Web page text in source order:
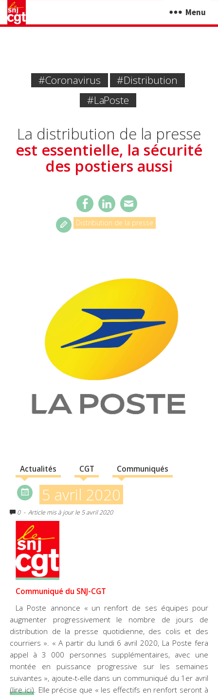
Menu
#coronavirus
#Distribution
#La Poste
La distribution de la presse
est essentielle, la sécurité
des postiers aussi
Distribution de la presse
Actualités CGT Communiqués
5 avril 2020
0 - Article mis à jour le 5 avril 2020
Communiqué du SNJ-CGT
La Poste annonce « un renfort de ses équipes pour
augmenter progressivement le nombre de jours de
distribution de la presse quotidienne, des colis et des
courriers ». « A partir du lundi 6 avril 2020, La Poste fera
appel à 3 000 personnes supplémentaires, avec une
montée en puissance progressive sur les semaines
suivantes », ajoute-t-elle dans un communiqué du 1er avril
(lire ici). Elle précise que « les effectifs en renfort seront à